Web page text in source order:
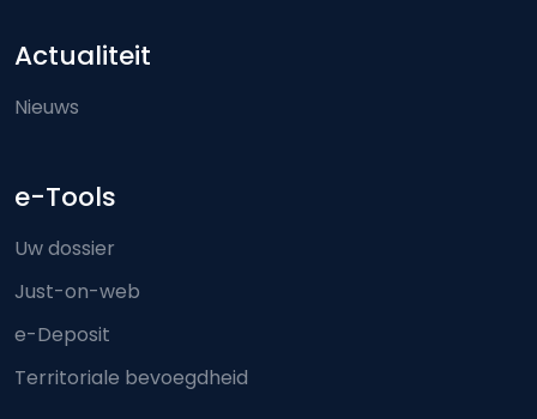
Actualiteit
Nieuws
e-Tools
Uw dossier
Just-on-web
e-Deposit
Territoriale bevoegdheid